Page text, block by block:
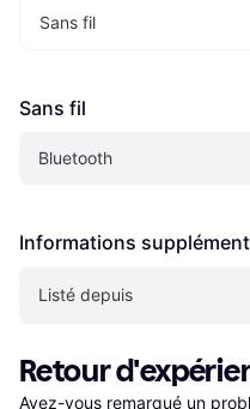
Sans fil
Sans fil
Bluetooth
Informations
Listé depuis
Retour
Avez-vous remarqué un